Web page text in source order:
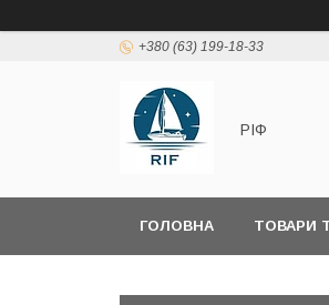
+380 (63) 199-18-33
РІФ
ГОЛОВНА ТОВАРИ